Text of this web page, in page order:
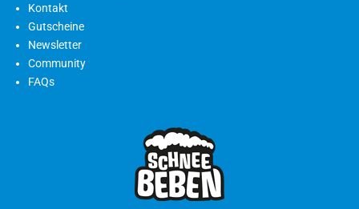
Kontakt
Gutscheine
Newsletter
Community
FAQs